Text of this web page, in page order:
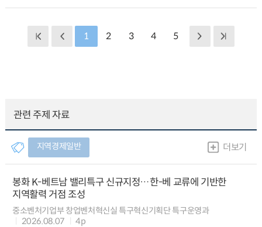
1 2 3 4 5
관련 주제 자료
지역경제일반 더보기
봉화 K-베트남 밸리특구 신규지정…한-베 교류에 기반한
지역활력 거점 조성
중소벤처기업부 창업벤처혁신실 특구혁신기획단 특구운영과
2026.08.07
4p